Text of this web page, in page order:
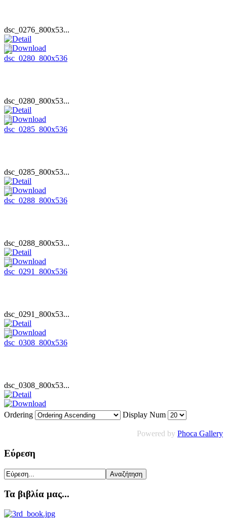
dsc_0276_800x53...
dsc_0280_800x53...
dsc_0285_800x53...
dsc_0288_800x53...
dsc_0291_800x53...
dsc_0308_800x53...
Ordering Display Num
Powered by Phoca Gallery
Εύρεση
Τα βιβλία μας...